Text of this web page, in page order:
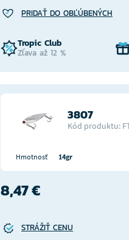
PRIDAŤ DO OBĽÚBENÝCH
Tropic Club
Zľava až 12 %
3807
Kód produktu:
Hmotnosť 14gr
8,47 €
STRÁŽIŤ CENU